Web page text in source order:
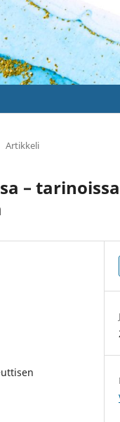
Artikkeli
–